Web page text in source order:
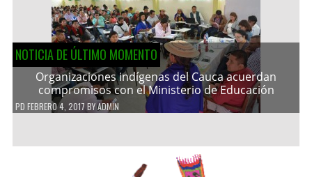
NOTICIA DE ÚLTIMO MOMENTO
Organizaciones indígenas del Cauca acuerdan
compromisos con el Ministerio de Educación
PD FEBRERO 4, 2017 BYADMIN